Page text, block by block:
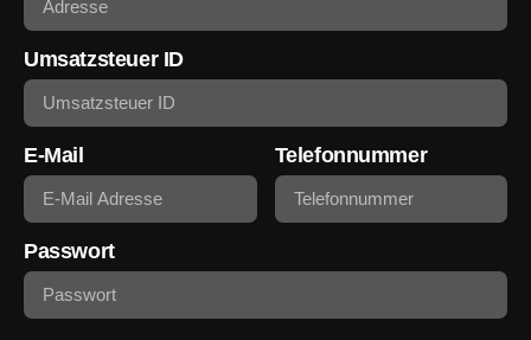
Umsatzsteuer ID
E-Mail Telefonnummer
Passwort